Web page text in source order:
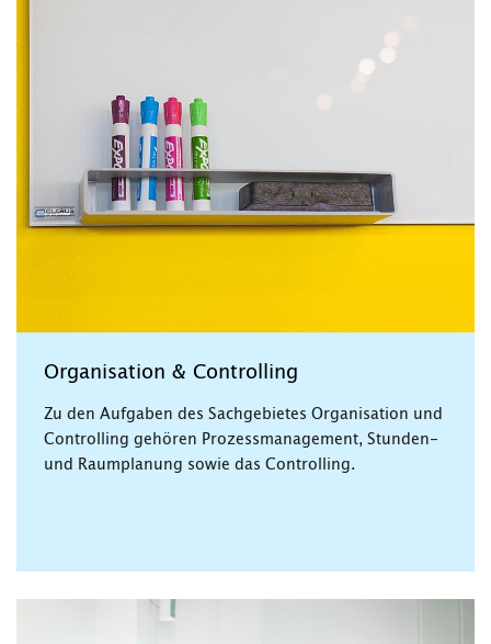
Organisation & Controlling
Zu den Aufgaben des Sachgebietes Organisation und
Controlling gehören Prozessmanagement, Stunden-
und Raumplanung sowie das Controlling.